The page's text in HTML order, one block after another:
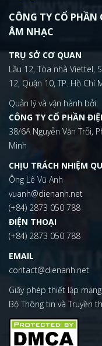
CÔNG TY CỔ PHẦN
ÂM NHẠC
TRỤ SỞ CƠ QUAN
Lầu 12, Tòa nhà Viettel,
12, Quận 10, TP. Hồ Chí
Quản lý và vận hành bởi:
CÔNG TY CỔ PHẦN
38/6A Nguyễn Văn Trỗi,
Minh
CHỊU TRÁCH NHIỆM
Ông Lê Vũ Anh
vuanh@dienanh.net
(+84) 2873 050 788
ĐIỆN THOẠI
(+84) 2873 050 788
EMAIL
contact@dienanh.net
Giấy phép thiết lập
Bộ Thông tin và Truyền